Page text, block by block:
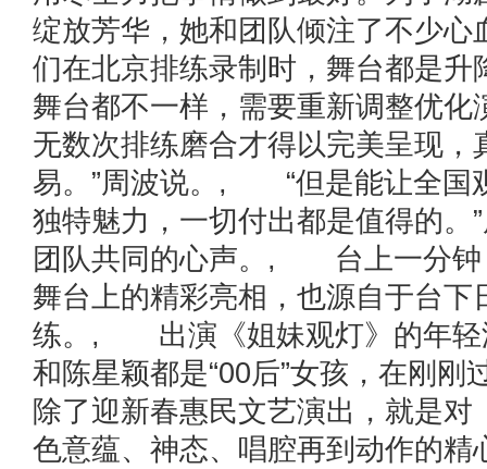
绽放芳华，她和团队倾注了不少
们在北京排练录制时，舞台都是升
舞台都不一样，需要重新调整优化
无数次排练磨合才得以完美呈现，
易。”周波说。, “但是能让全国
独特魅力，一切付出都是值得的。
团队共同的心声。, 台上一分钟
舞台上的精彩亮相，也源自于台下
练。, 出演《姐妹观灯》的年轻
和陈星颖都是“00后”女孩，在刚刚
除了迎新春惠民文艺演出，就是对
色意蕴、神态、唱腔再到动作的